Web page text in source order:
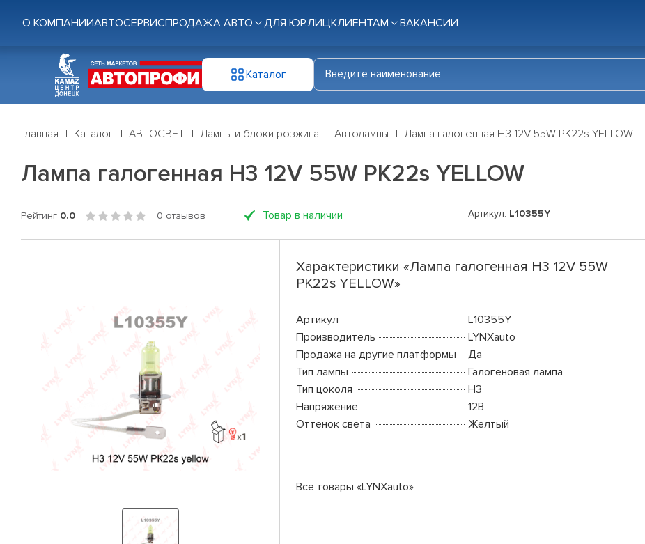
О КОМПАНИИАВТОСЕРВИСПРОДАЖА АВТО ДЛЯ ЮР.ЛИЦКЛИЕНТАМ ВАКАНСИИ
Каталог
Главная Каталог АВТОСВЕТ Лампы и блоки розжига Автолампы Лампа галогенная H3 12V 55W PK22s YELLOW
Лампа галогенная H3 12V 55W PK22s YELLOW
Рейтинг 0.0 0 отзывов Товар в наличии Артикул: L10355Y
Характеристики «Лампа галогенная H3 12V 55W
PK22s YELLOW»
Артикул
L10355Y
Производитель
LYNXauto
Продажа на другие платформы
Да
Тип лампы
Галогеновая лампа
Тип цоколя
H3
Напряжение
12В
Оттенок света
Желтый
Все товары «LYNXauto»